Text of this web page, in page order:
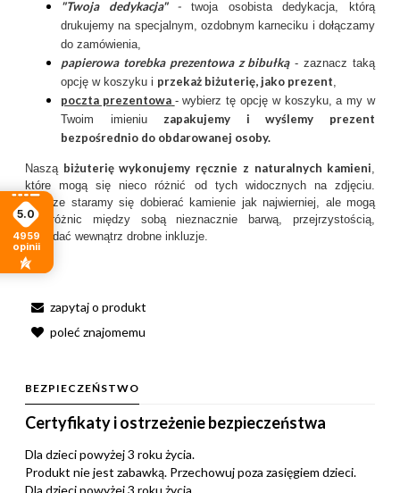
"Twoja dedykacja"-twoja osobista dedykacja, którą
drukujemy na specjalnym, ozdobnym karneciku i dołączamy
do zamówienia,
papierowa torebka prezentowa z bibułką- zaznacz taką
opcję w koszyku i przekaż biżuterię, jako prezent,
poczta prezentowa - wybierz tę opcję w koszyku, a my w
Twoim imieniuzapakujemy i wyślemy prezent
bezpośrednio do obdarowanej osoby.
Naszą biżuterię wykonujemy ręcznie z naturalnych kamieni,
które mogą się nieco różnić od tych widocznych na zdjęciu.
Zawsze staramy się dobierać kamienie jak najwierniej, ale mogą
się różnic między sobą nieznacznie barwą, przejrzystością,
posiadać wewnątrz drobne inkluzje.
zapytaj o produkt
poleć znajomemu
BEZPIECZEŃSTWO
Certyfikaty i ostrzeżenie bezpieczeństwa
Dla dzieci powyżej 3 roku życia.
Produkt nie jest zabawką. Przechowuj poza zasięgiem dzieci.
Dla dzieci powyżej 3 roku życia.
5.0
4959
opinii